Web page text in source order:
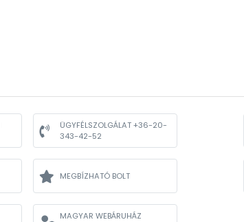
ÜGYFÉLSZOLGÁLAT +36-20-
343-42-52
MEGBÍZHATÓ BOLT
MAGYAR WEBÁRUHÁZ